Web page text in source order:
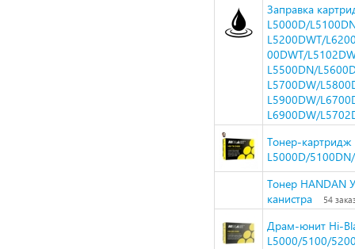
Заправка
L5000D/
L5200DWT/
00DWT/
L5500DN/
L5700DW/
L5900DW/
L6900DW/
Тонер-картридж
L5000D/
Тонер HANDAN
канистра
54
Драм-юнит Hi-
L5000/5100/